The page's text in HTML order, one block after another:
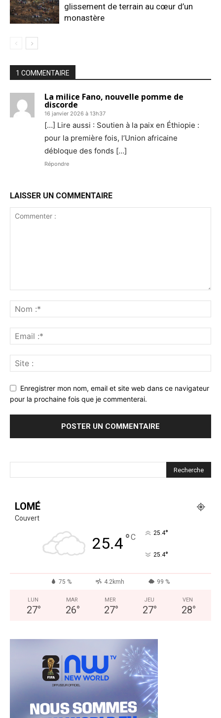
glissement de terrain au cœur d’un
monastère
1 COMMENTAIRE
La milice Fano, nouvelle pomme de
discorde
16 janvier 2026 à 13h37
[…] Lire aussi : Soutien à la paix en Éthiopie :
pour la première fois, l’Union africaine
débloque des fonds […]
Répondre
LAISSER UN COMMENTAIRE
Enregistrer mon nom, email et site web dans ce navigateur
pour la prochaine fois que je commenterai.
LOMÉ
Couvert
25.4°C 25.4°
25.4°
75 % 4.2kmh 99 %
LUN
27°
MAR
26°
MER
27°
JEU
27°
VEN
28°